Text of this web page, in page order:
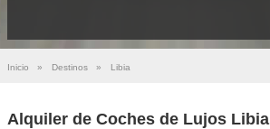
Inicio » Destinos » Libia
Alquiler de Coches de Lujos Libia